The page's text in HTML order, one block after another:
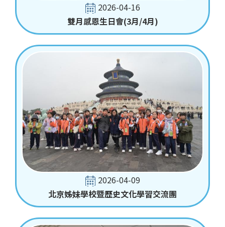
2026-04-16
雙月感恩生日會(3月/4月)
2026-04-09
北京姊妹學校暨歷史文化學習交流團